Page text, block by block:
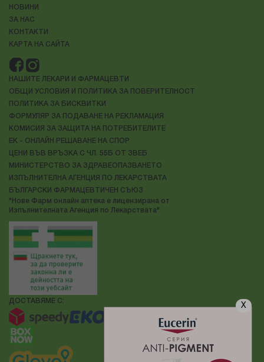
X
НОВИНИ
ЗА НАС
КОНТАКТИ
КАРТА НА САЙТА
НАШИТЕ ЛЕКАРИ И ФАРМАЦЕВТИ
ОБЩИ УСЛОВИЯ И ПОЛИТИКА ЗА ПОВЕРИТЕЛНОСТ
ПОЛИТИКА ЗА БИСКВИТКИ
ФОРМУЛЯР ЗА ПОДАВАНЕ НА РЕКЛАМАЦИЯ
КОМИСИЯ ЗА ЗАЩИТА НА ПОТРЕБИТЕЛИТЕ
ЕК - ОНЛАЙН РЕШАВАНЕ НА СПОР
ЦЕНИ ВЪВ ВРЪЗКА С ЧЛ. 55Б ОТ ЗВЕБ
МИНИСТЕРСТВО ЗА ЗДРАВЕОПАЗВАНЕТО
ИЗПЪЛНИТЕЛНА АГЕНЦИЯ ПО ЛЕКАРСТВАТА
БЪЛГАРСКИ ФАРМАЦЕВТИЧЕН СЪЮЗ
"Нове Фарм онлайн аптека е лицензирана от
Изпълнителната Агенция по Лекарствата"
ДОСТАВЯМЕ С: